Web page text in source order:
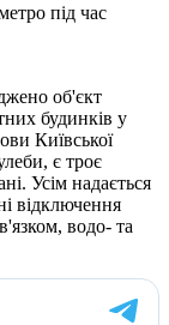
під час
об'єкт
будинків у
Київської
є троє
Усім надається
відключення
водо- та